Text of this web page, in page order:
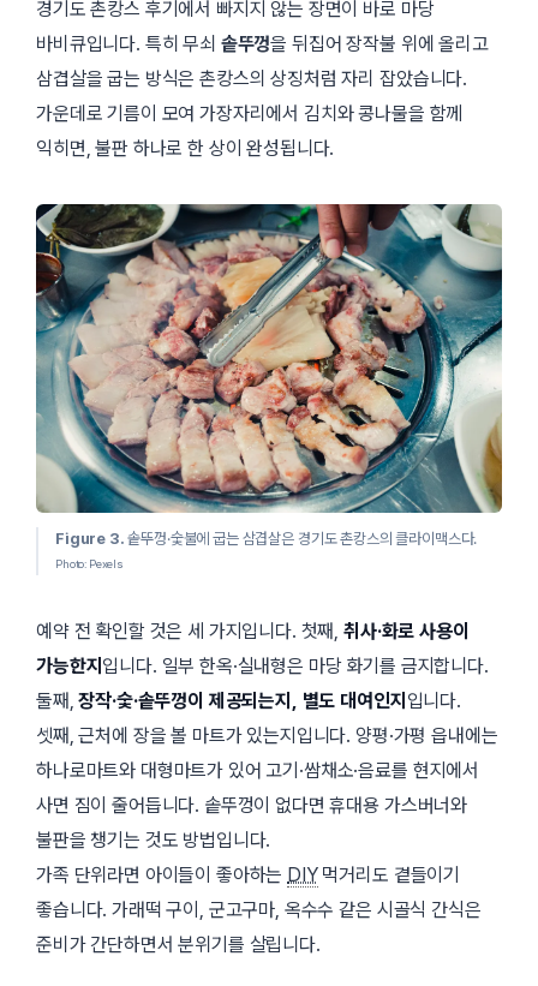
경기도 촌캉스 후기에서 빠지지 않는 장면이 바로 마당
바비큐입니다. 특히 무쇠 솥뚜껑을 뒤집어 장작불 위에 올리고
삼겹살을 굽는 방식은 촌캉스의 상징처럼 자리 잡았습니다.
가운데로 기름이 모여 가장자리에서 김치와 콩나물을 함께
익히면, 불판 하나로 한 상이 완성됩니다.
Figure 3. 솥뚜껑·숯불에 굽는 삼겹살은 경기도 촌캉스의 클라이맥스다.
Photo: Pexels
예약 전 확인할 것은 세 가지입니다. 첫째, 취사·화로 사용이
가능한지 입니다. 일부 한옥·실내형은 마당 화기를 금지합니다.
둘째,장작·숯·솥뚜껑이 제공되는지, 별도 대여인지 입니다.
셋째, 근처에 장을 볼 마트가 있는지입니다. 양평·가평 읍내에는
하나로마트와 대형마트가 있어 고기·쌈채소·음료를 현지에서
사면 짐이 줄어듭니다. 솥뚜껑이 없다면 휴대용 가스버너와
불판을 챙기는 것도 방법입니다.
가족 단위라면 아이들이 좋아하는 DIY먹거리도 곁들이기
좋습니다. 가래떡 구이, 군고구마, 옥수수 같은 시골식 간식은
준비가 간단하면서 분위기를 살립니다.